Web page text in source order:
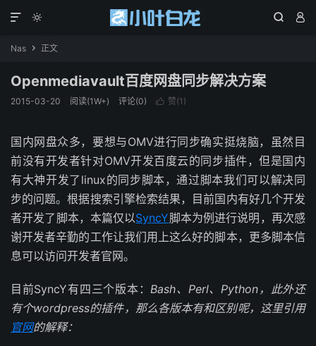
  

Nas  正文
Openmediavault百度网盘同步解决方案
2015-03-20 阅读(1W+) 评论(0)  赞(1 )
国内网盘众多，要想与OMV进行同步确实挺烧脑，虽然目
前没有开发者针对OMV开发百度云的同步插件，但是国内
有大神开发了linux的同步脚本，通过脚本我们可以解决同
步的问题。根据搜索引擎检索结果，目前国内有好几个开发
者开发了脚本，本篇仅以SyncY脚本为例进行说明，再次感
谢开发者辛勤的工作让我们用上这么好的脚本，更多脚本信
息可以访问开发者官网。
目前SyncY有四三个版本：Bash、 Perl、Python，此外还
有个wordpress的插件，那么各版本有和区别呢，这里引用
官网的解释：